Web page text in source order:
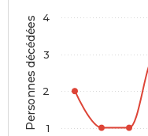
Personnes décédées 1
2
3
4